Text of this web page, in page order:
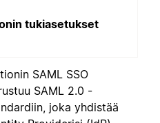
tukiasetukset
SAML SSO
SAML 2.0 -
joka yhdistää